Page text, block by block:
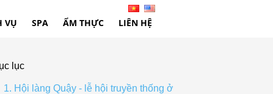
VỤ SPA ẨM THỰC LIÊN HỆ
lục
1. Hội làng Quậy - lễ hội truyền thống ở